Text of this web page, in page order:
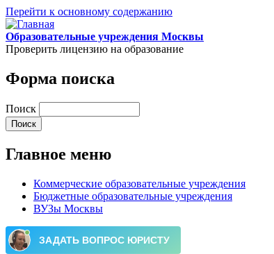
Перейти к основному содержанию
Образовательные учреждения Москвы
Проверить лицензию на образование
Форма поиска
Поиск
Главное меню
Коммерческие образовательные учреждения
Бюджетные образовательные учреждения
ВУЗы Москвы